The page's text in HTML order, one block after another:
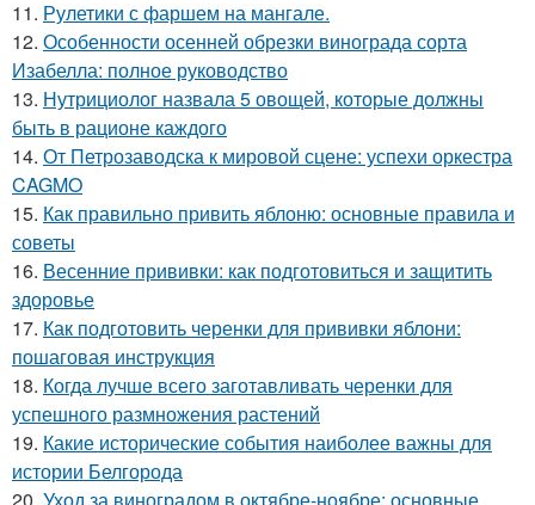
11. Рулетики с фаршем на мангале.
12. Особенности осенней обрезки винограда сорта
Изабелла: полное руководство
13. Нутрициолог назвала 5 овощей, которые должны
быть в рационе каждого
14. От Петрозаводска к мировой сцене: успехи оркестра
CAGMO
15. Как правильно привить яблоню: основные правила и
советы
16. Весенние прививки: как подготовиться и защитить
здоровье
17. Как подготовить черенки для прививки яблони:
пошаговая инструкция
18. Когда лучше всего заготавливать черенки для
успешного размножения растений
19. Какие исторические события наиболее важны для
истории Белгорода
20. Уход за виноградом в октябре-ноябре: основные